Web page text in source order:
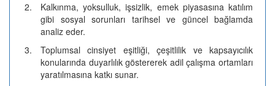
2.
Kalkınma, yoksulluk, işsizlik, emek piyasasına katılım
gibi sosyal sorunları tarihsel ve güncel bağlamda
analiz eder.
3.
Toplumsal cinsiyet eşitliği, çeşitlilik ve kapsayıcılık
konularında duyarlılık göstererek adil çalışma ortamları
yaratılmasına katkı sunar.